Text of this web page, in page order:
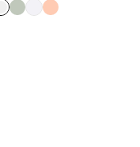
Noir
VertBlanc